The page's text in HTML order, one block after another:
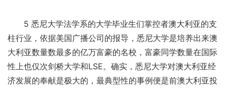
5 悉尼大学法学系的大学毕业生们掌控者澳大利亚的支
柱行业，依据美国广播公司的报导，悉尼大学是培养出来澳
大利亚数量数最多的亿万富豪的名校，富豪同学数量在国际
性上也仅次剑桥大学和LSE。确实，悉尼大学对澳大利亚经
济发展的奉献是极大的，最典型性的事例便是前澳大利亚投